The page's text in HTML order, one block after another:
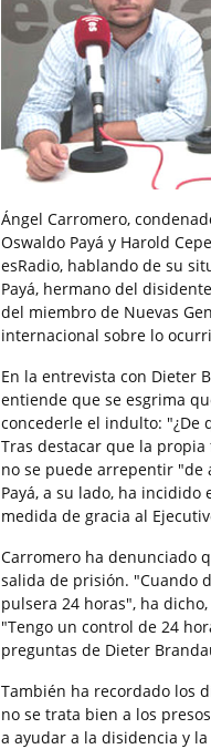
Ángel Carromero,
Oswaldo Payá y Harold
esRadio, hablando de su
Payá, hermano del
del miembro de Nuevas
internacional sobre lo
En la entrevista con Dieter
entiende que se esgrima
concederle el indulto: "¿De
Tras destacar que la
no se puede arrepentir "de
Payá, a su lado, ha
medida de gracia al
Carromero ha denunciado
salida de prisión. "Cuando
pulsera 24 horas", ha
"Tengo un control de 24
preguntas de Dieter
También ha recordado los
no se trata bien a los
a ayudar a la disidencia y